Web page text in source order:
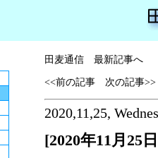
田麦通信 最新記事へ
<<前の記事 次の記事>>
2020,11,25,
[2020年11月25